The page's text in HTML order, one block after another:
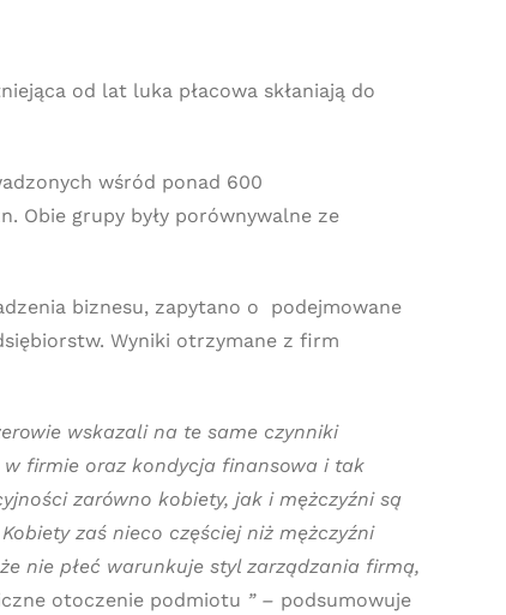
od lat luka płacowa skłaniają do
wśród ponad 600
Obie grupy były porównywalne ze
biznesu, zapytano o podejmowane
Wyniki otrzymane z firm
wskazali na te same czynniki
firmie oraz kondycja finansowa i tak
zarówno kobiety, jak i mężczyźni są
zaś nieco częściej niż mężczyźni
nie płeć warunkuje styl zarządzania firmą,
otoczenie podmiotu ” – podsumowuje